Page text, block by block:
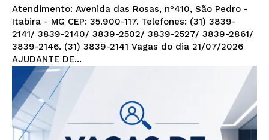
Atendimento: Avenida das Rosas, nº410, São Pedro -
Itabira - MG CEP: 35.900-117. Telefones: (31) 3839-
2141/ 3839-2140/ 3839-2502/ 3839-2527/ 3839-2861/
3839-2146. (31) 3839-2141 Vagas do dia 21/07/2026
AJUDANTE DE...